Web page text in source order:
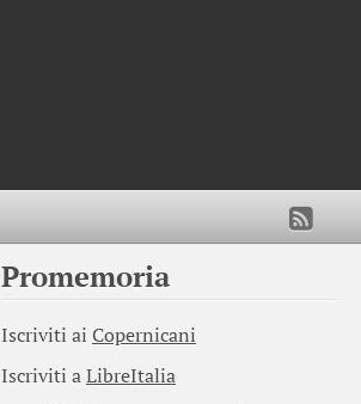
Promemoria
Iscriviti ai Copernicani
Iscriviti aLibreItalia